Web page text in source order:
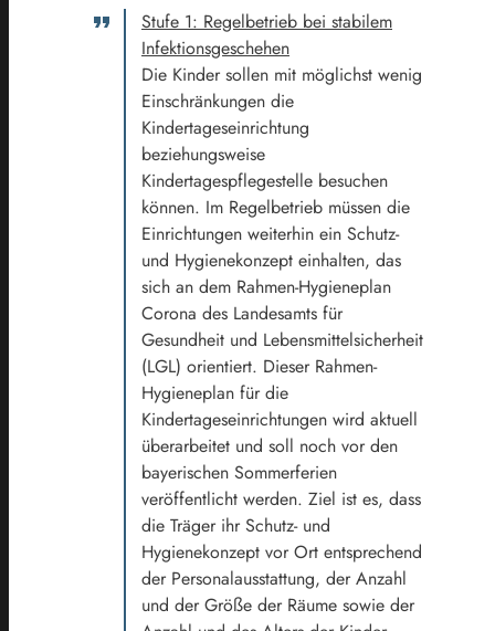
Stufe 1: Regelbetrieb bei stabilem
Infektionsgeschehen
Die Kinder sollen mit möglichst wenig
Einschränkungen die
Kindertageseinrichtung
beziehungsweise
Kindertagespflegestelle besuchen
können. Im Regelbetrieb müssen die
Einrichtungen weiterhin ein Schutz-
und Hygienekonzept einhalten, das
sich an dem Rahmen-Hygieneplan
Corona des Landesamts für
Gesundheit und Lebensmittelsicherheit
(LGL) orientiert. Dieser Rahmen-
Hygieneplan für die
Kindertageseinrichtungen wird aktuell
überarbeitet und soll noch vor den
bayerischen Sommerferien
veröffentlicht werden. Ziel ist es, dass
die Träger ihr Schutz- und
Hygienekonzept vor Ort entsprechend
der Personalausstattung, der Anzahl
und der Größe der Räume sowie der